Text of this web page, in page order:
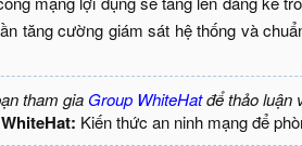
tăng cường giám sát hệ thống và
tham gia Group WhiteHatđể thảo luận
Kiến thức an ninh mạng để